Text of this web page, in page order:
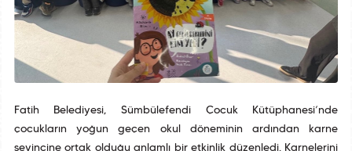
Fatih Belediyesi, Sümbülefendi Çocuk Kütüphanesi’nde
çocukların yoğun geçen okul döneminin ardından karne
sevincine ortak olduğu anlamlı bir etkinlik düzenledi. Karnelerini